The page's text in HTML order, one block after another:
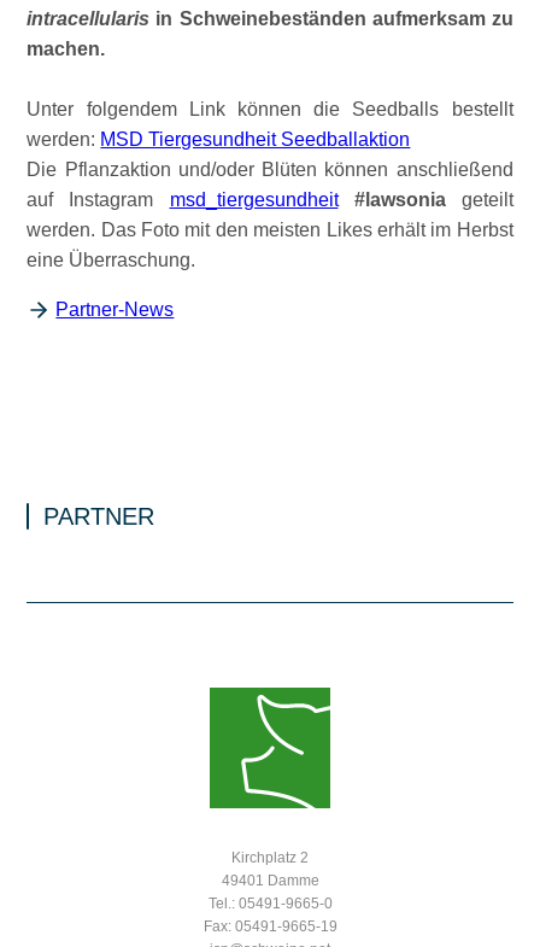
intracellularis in Schweinebeständen aufmerksam zu
machen.
Unter folgendem Link können die Seedballs bestellt
werden: MSD Tiergesundheit Seedballaktion
Die Pflanzaktion und/oder Blüten können anschließend
auf Instagram msd_tiergesundheit #lawsoniageteilt
werden. Das Foto mit den meisten Likes erhält im Herbst
eine Überraschung.
Partner-News
PARTNER
Kirchplatz 2
49401 Damme
Tel.: 05491-9665-0
Fax: 05491-9665-19